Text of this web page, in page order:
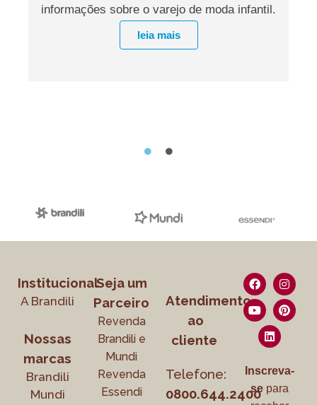
informações sobre o varejo de moda infantil.
leia mais
Institucional
A Brandili
Nossas
marcas
Brandili
Mundi
Seja um
Parceiro
Revenda
Brandili e
Mundi
Revenda
Essendi
Atendimento
ao
cliente
Telefone:
0800.644.2400
Inscreva-
separa